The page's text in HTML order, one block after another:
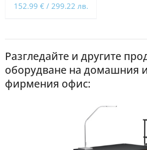
152.99 € / 299.22 лв.
Разгледайте и другите
оборудване на домашния
фирмения офис: